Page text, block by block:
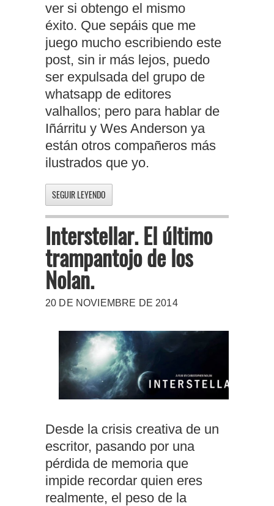
ver si obtengo el mismo
éxito. Que sepáis que me
juego mucho escribiendo este
post, sin ir más lejos, puedo
ser expulsada del grupo de
whatsapp de editores
valhallos; pero para hablar de
Iñárritu y Wes Anderson ya
están otros compañeros más
ilustrados que yo.
SEGUIR LEYENDO
Interstellar. El último
trampantojo de los
Nolan.
20 DE NOVIEMBRE DE 2014
Desde la crisis creativa de un
escritor, pasando por una
pérdida de memoria que
impide recordar quien eres
realmente, el peso de la